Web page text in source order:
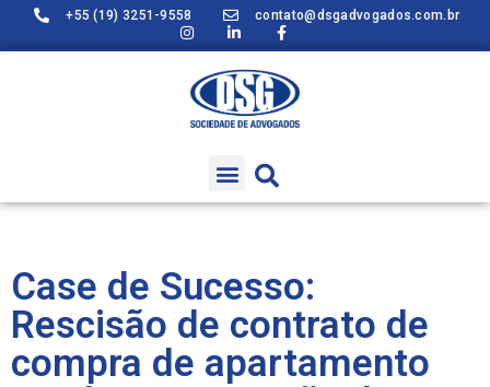
+55 (19) 3251-9558 contato@dsgadvogados.com.br
Case de Sucesso:
Rescisão de contrato de
compra de apartamento